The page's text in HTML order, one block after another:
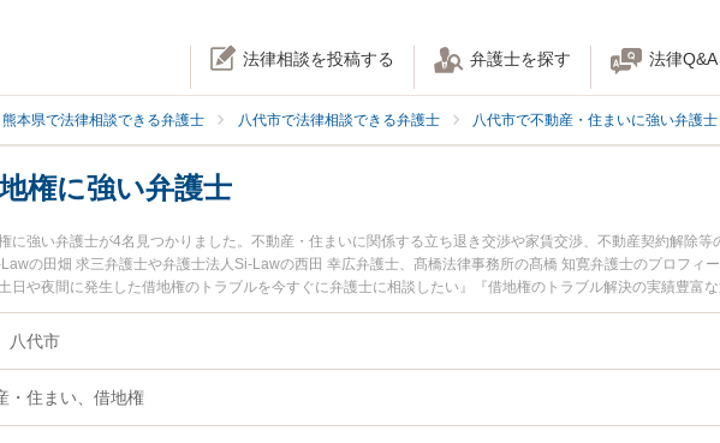
法律相談を投稿する 弁護士を探す 法律
熊本県で法律相談できる弁護士 八代市で法律相談できる弁護士 八代市で不動産・住まいに強い弁護士
権に強い弁護士
に強い弁護士が4名見つかりました。不動産・住まいに関係する立ち退き交渉や家賃交渉、不動産契約解除
の田畑 求三弁護士や弁護士法人Si-Lawの西田 幸広弁護士、髙橋法律事務所の髙橋 知寛弁護士のプロフィ
日や夜間に発生した借地権のトラブルを今すぐに弁護士に相談したい』『借地権のトラブル解決の実績豊富
る八代市内の弁護士に相談予約したい』などでお困りの相談者さんにおすすめです。
八代市
・住まい、借地権